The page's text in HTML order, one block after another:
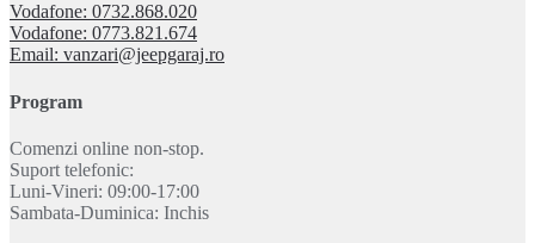
Vodafone: 0732.868.020
Vodafone: 0773.821.674
Email: vanzari@jeepgaraj.ro
Program
Comenzi online non-stop.
Suport telefonic:
Luni-Vineri: 09:00-17:00
Sambata-Duminica: Inchis